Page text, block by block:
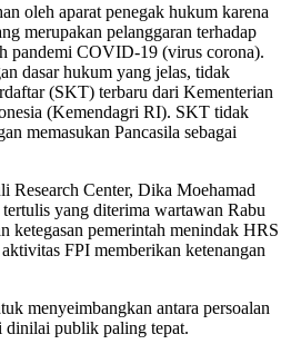
oleh aparat penegak hukum karena
merupakan pelanggaran terhadap
pandemi COVID-19 (virus corona).
dasar hukum yang jelas, tidak
(SKT) terbaru dari Kementerian
(Kemendagri RI). SKT tidak
memasukan Pancasila sebagai
Center, Dika Moehamad
yang diterima wartawan Rabu
ketegasan pemerintah menindak HRS
FPI memberikan ketenangan
menyeimbangkan antara persoalan
dinilai publik paling tepat.